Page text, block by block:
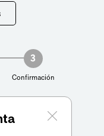
3
Confirmación